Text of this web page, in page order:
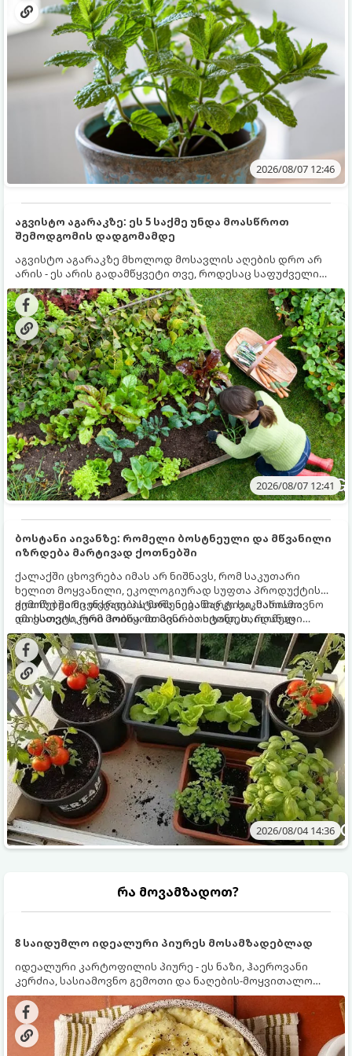
2026/08/07 12:46
აგვისტო აგარაკზე: ეს 5 საქმე უნდა მოასწროთ
შემოდგომის დადგომამდე
აგვისტო აგარაკზე მხოლოდ მოსავლის აღების დრო არ
არის - ეს არის გადამწყვეტი თვე, როდესაც საფუძველი
ეყრება მომავალი წლის მოსავალს და ბაღი მზადდება
შემოდგომა-ზამთრის სეზონისთვის. იმისათვის, რომ
ნიადაგმა ენერგია აღიდგინოს, ხოლო მცენარეებმა
ზამთარს გაუძლონ, აგვისტოს ბოლომდე 5
მნიშვნელოვანი საქმის გაკეთება უნდა მოასწროთ:
2026/08/07 12:41
ბოსტანი აივანზე: რომელი ბოსტნეული და მწვანილი
იზრდება მარტივად ქოთნებში
ქალაქში ცხოვრება იმას არ ნიშნავს, რომ საკუთარი
ხელით მოყვანილი, ეკოლოგიურად სუფთა პროდუქტის
გემოზე უარი თქვათ. პატარა აივანიც კი საკმარისია
იმისათვის, რომ მოიწყოთ მინი-ბოსტანი, საიდანაც
ყოველდღიურად ახალ, არომატულ მწვანილსა და
ბოსტნეულს მოკრეფთ.
ქოთნებში მცენარეების მოშენება მარტივი, სასიამოვნო
და ესთეტიკური ჰობია. მთავარია იცოდეთ, რომელი
კულტურები ეგუებიან ქოთნის პირობებს ყველაზე კარგად
და როგორ მოუაროთ მათ სწორად.
2026/08/04 14:36
რა მოვამზადოთ?
8 საიდუმლო იდეალური პიურეს მოსამზადებლად
იდეალური კარტოფილის პიურე - ეს ნაზი, ჰაეროვანი
კერძია, სასიამოვნო გემოთი და ნაღების-მოყვითალო
ფერით. მისი მომზადება ძალიან მარტივია, მაგრამ
არსებობს რამდენიმე საიდუმლო, რომლებიც უნდა
იცოდეთ, რომ პიურე იდეალურად გემრიელი გამოვიდეს.